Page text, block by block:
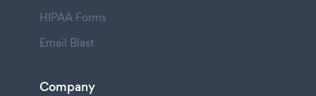
HIPAA Forms
Email Blast
Company